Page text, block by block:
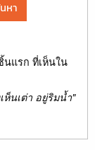
หา
นแรก ที่เห็นใน
นเต่า อยู่ริมน้ำ"